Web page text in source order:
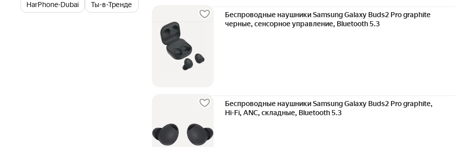
HarPhone-Dubai
Ты-в-Тренде
Беспроводные наушники Samsung Galaxy Buds2 Pro graphite
черные, сенсорное управление, Bluetooth 5.3
Беспроводные наушники Samsung Galaxy Buds2 Pro graphite,
Hi-Fi, ANC, складные, Bluetooth 5.3